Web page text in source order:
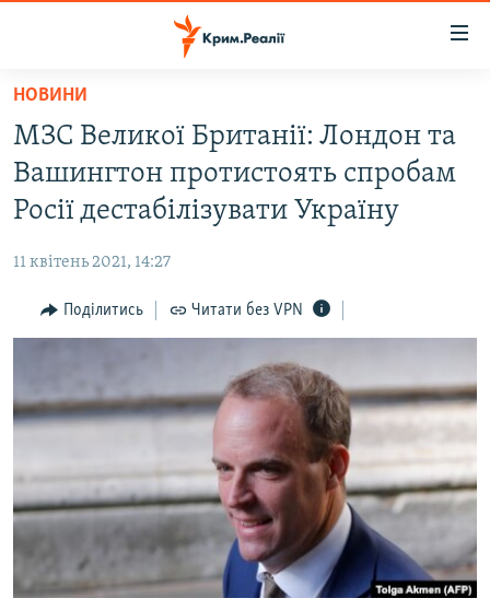
Перейти
основного
матеріалу
Перейти
до
основної
Перейти
до
ВІДЕО ТА ФОТО
БЛОГИ
ПОГЛЯД
ВСЕ ЗА ДЕНЬ
СПЕЦПРОЕКТИ
ДЕПОРТАЦІЯ
ВІДЕОУРОКИ «ELIFBE»
СВІДЧЕННЯ ОКУПАЦІЇ
УКРАЇНСЬКА ПРОБЛЕМА КРИМУ
ЯК ОБІЙТИ БЛОКУВАННЯ
Русский
Qırımtatar
НОВИНИ
МЗС Великої Британії: Лондон та
Вашингтон протистоять спробам
Росії дестабілізувати Україну
11 квітень 2021, 14:27
Поділитись Читати без VPN